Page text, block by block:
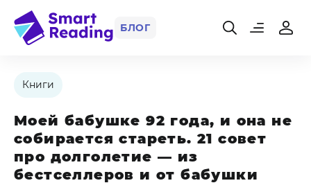
БЛОГ
Книги
Моей бабушке 92 года, и она не
собирается стареть. 21 совет
про долголетие — из
бестселлеров и от бабушки